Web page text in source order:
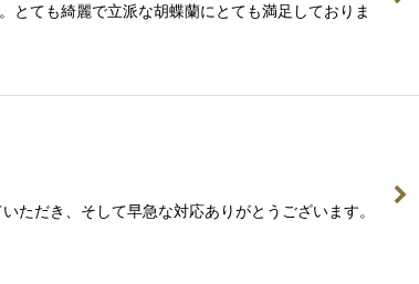
ても綺麗で立派な胡蝶蘭にとても満足しておりま
だき、そして早急な対応ありがとうございます。